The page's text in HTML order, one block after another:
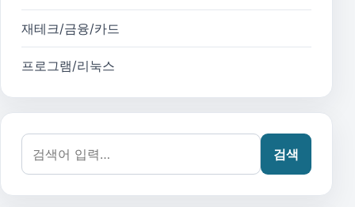
재테크/금융/카드
프로그램/리눅스
검색어:
검색